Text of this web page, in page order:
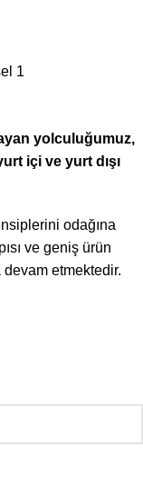
yolculuğumuz,
içi ve yurt dışı
odağına
ve geniş ürün
devam etmektedir.